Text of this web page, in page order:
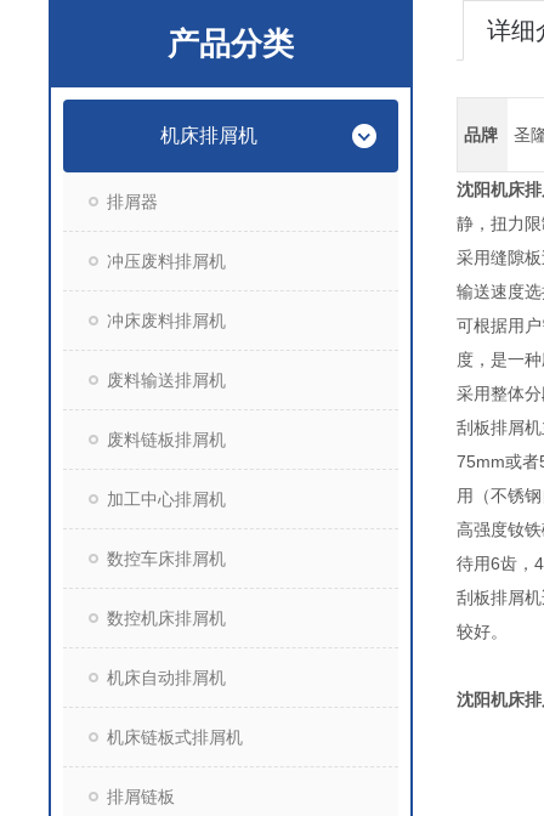
产品分类
机床排屑机
排屑器
冲压废料排屑机
冲床废料排屑机
废料输送排屑机
废料链板排屑机
加工中心排屑机
数控车床排屑机
数控机床排屑机
机床自动排屑机
机床链板式排屑机
排屑链板
详细
品牌 圣
沈阳机床
静，扭力
采用缝隙
输送速度
可根据用
度，是一
采用整体
刮板排屑
75mm或者
用（不锈
高强度钕
待用6齿，
刮板排屑
较好。
沈阳机床